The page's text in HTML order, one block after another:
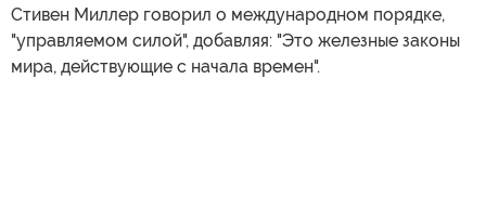
Стивен Миллер говорил о международном порядке,
"управляемом силой", добавляя: "Это железные законы
мира, действующие с начала времен".